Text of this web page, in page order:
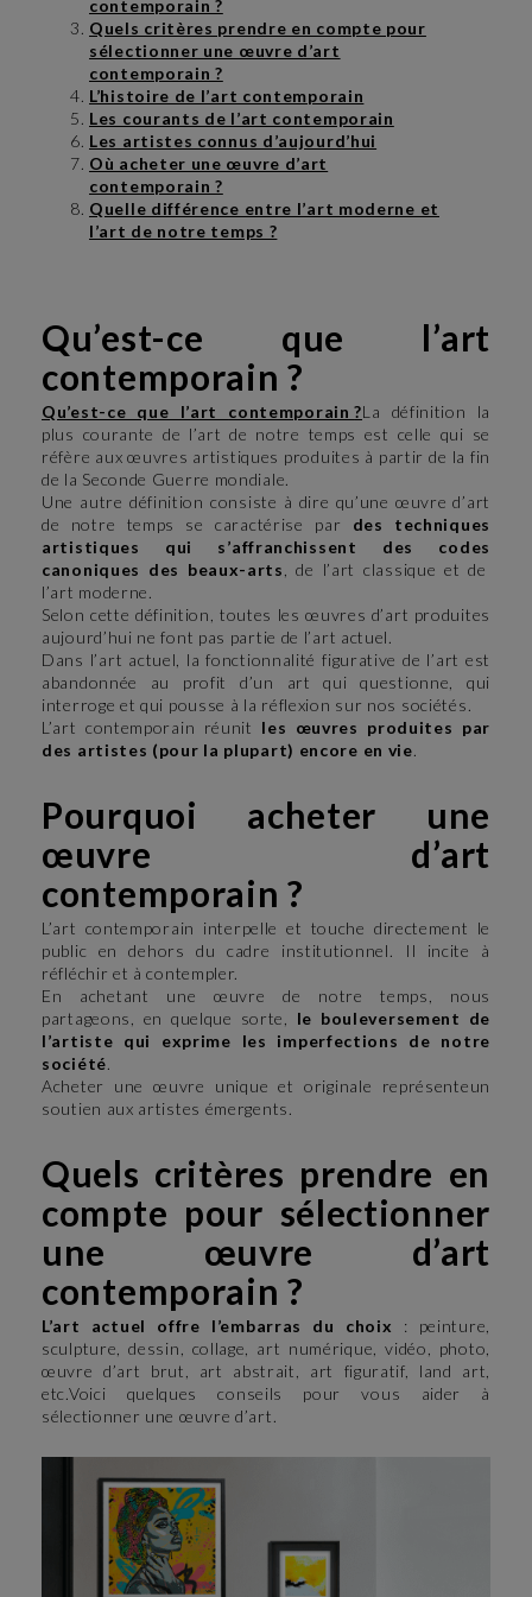
contemporain ?
Quels critères prendre en compte pour
sélectionner une œuvre d’art
contemporain ?
L’histoire de l’art contemporain
Les courants de l’art contemporain
Les artistes connus d’aujourd’hui
Où acheter une œuvre d’art
contemporain ?
Quelle différence entre l’art moderne et
l’art de notre temps ?
Qu’est-ce que l’art
contemporain ?
Qu’est-ce que l’art contemporain?La définition la
plus courante de l’art de notre temps est celle qui se
réfère aux œuvres artistiques produites à partir de la fin
de la Seconde Guerre mondiale.
Une autre définition consiste à dire qu’une œuvre d’art
de notre temps se caractérise par des techniques
artistiques qui s’affranchissent des codes
canoniques des beaux-arts
, de l’art classique et de
l’art moderne.
Selon cette définition, toutes les œuvres d’art produites
aujourd’hui ne font pas partie de l’art actuel.
Dans l’art actuel, la fonctionnalité figurative de l’art est
abandonnée au profit d’un art qui questionne, qui
interroge et qui pousse à la réflexion sur nos sociétés.
L’art contemporain réunit les œuvres produites par
des artistes (pour la plupart) encore en vie.
Pourquoi acheter une
œuvre d’art
contemporain ?
L’art contemporain interpelle et touche directement le
public en dehors du cadre institutionnel. Il incite à
réfléchir et à contempler.
En achetant une œuvre de notre temps, nous
partageons, en quelque sorte,
le bouleversement de
l’artiste qui exprime les imperfections de notre
société.
Acheter une œuvre unique et originale représenteun
soutien aux artistes émergents.
Quels critères prendre en
compte pour sélectionner
une œuvre d’art
contemporain ?
L’art actuel offre l’embarras du choix : peinture,
sculpture, dessin, collage, art numérique, vidéo, photo,
œuvre d’art brut, art abstrait, art figuratif, land art,
etc.Voici quelques conseils pour vous aider à
sélectionner une œuvre d’art.